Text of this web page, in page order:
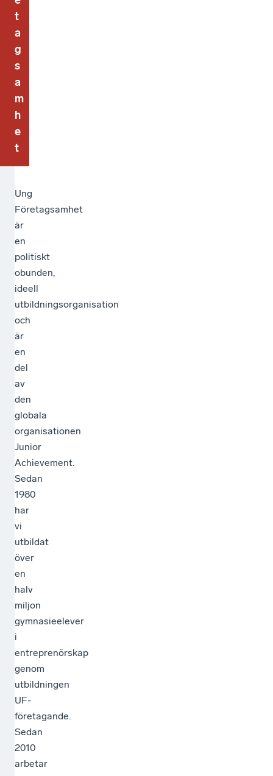
t
a
g
s
a
m
h
e
t
Ung
Företagsamhet
är
en
politiskt
obunden,
ideell
utbildningsorganisation
och
är
en
del
av
den
globala
organisationen
Junior
Achievement.
Sedan
1980
har
vi
utbildat
över
en
halv
miljon
gymnasieelever
i
entreprenörskap
genom
utbildningen
UF-
företagande.
Sedan
2010
arbetar